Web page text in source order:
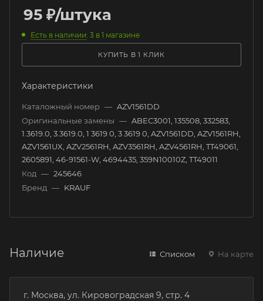
95 ₽/штука
Есть в наличии: 3 в 1 магазине
КУПИТЬ В 1 КЛИК
Характеристики
Каталожный номер — AZV1561DD
Оригинальные замены — ABEC3001, 135508, 332583,
1.3619.0, 3.3619.0, 1 3619 0, 3 3619 0, AZV1561DD, AZV1561RH,
AZV1561UX, AZV2561RH, AZV3561RH, AZV4561RH, TT49061,
2605891, 46-91561-W, 4694435, 359N10010Z, TT49011
Код — 245646
Бренд — KRAUF
Наличие Списком На карте
г. Москва, ул. Кировоградская 9, стр. 4